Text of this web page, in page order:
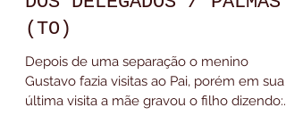
PRISÕES E A COLETIVA
DOS DELEGADOS / PALMAS
(TO)
Depois de uma separação o menino